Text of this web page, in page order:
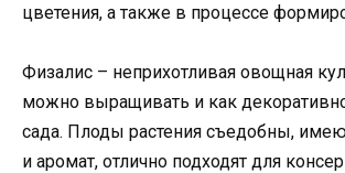
цветения, а также в процессе
Физалис – неприхотливая овощная
можно выращивать и как
сада. Плоды растения съедобны,
и аромат, отлично подходят для